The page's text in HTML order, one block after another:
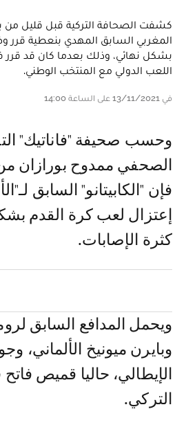
كشفت الصحافة التركية قبل قليل من
المغربي السابق المهدي بنعطية قرر
بشكل نهائي، وذلك بعدما كان قد
اللعب الدولي مع المنتخب الوطني.
في 13/11/2021 على الساعة 14:00
وحسب صحيفة "فاناتيك" التركية، نقلا عن
الصحفي ممدوح بورازان
فإن "الكابيتانو" السابق
إعتزال لعب كرة القدم
كثرة الإصابات.
ويحمل المدافع السابق
وبايرن ميونيخ الألماني،
الإيطالي، حاليا قميص
التركي.